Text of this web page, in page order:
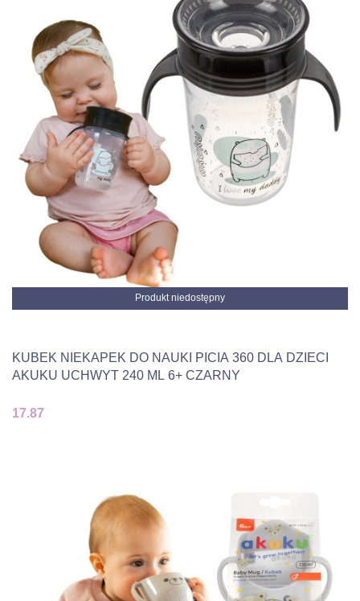
Produkt niedostępny
KUBEK NIEKAPEK DO NAUKI PICIA 360 DLA DZIECI
AKUKU UCHWYT 240 ML 6+ CZARNY
17.87